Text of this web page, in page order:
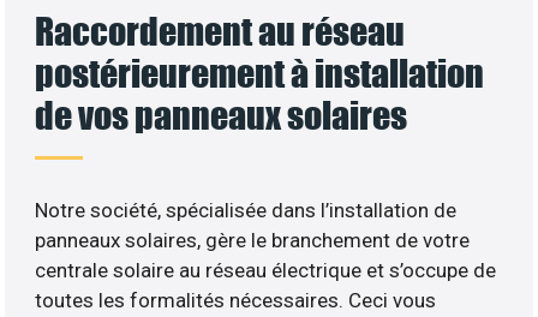
Raccordement au réseau
postérieurement à installation
de vos panneaux solaires
Notre société, spécialisée dans l’installation de
panneaux solaires, gère le branchement de votre
centrale solaire au réseau électrique et s’occupe de
toutes les formalités nécessaires. Ceci vous